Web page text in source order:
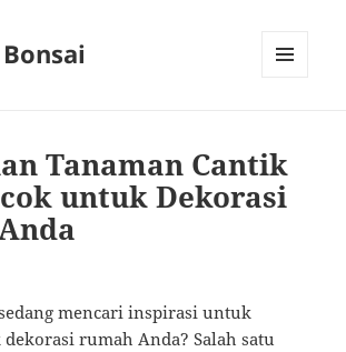
Tanaman Cantik
untuk Dekorasi
mencari inspirasi untuk
rumah Anda? Salah satu